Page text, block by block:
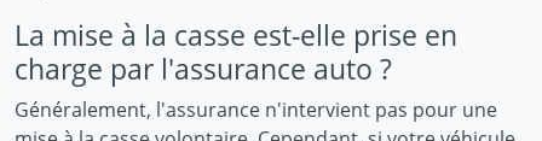
La mise à la casse est-elle prise en
charge par l'assurance auto ?
Généralement, l'assurance n'intervient pas pour une